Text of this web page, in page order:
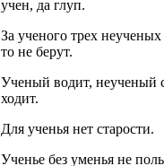
учен, да глуп.
За ученого трех
то не берут.
Ученый водит, неученый
ходит.
Для ученья нет старости.
Ученье без уменья не